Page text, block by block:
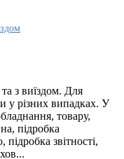
з виїздом. Для
у різних випадках. У
товару,
підробка
підробка звітності,